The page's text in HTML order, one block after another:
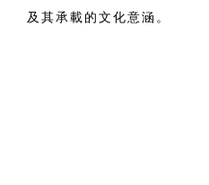
及其承載的文化意涵。